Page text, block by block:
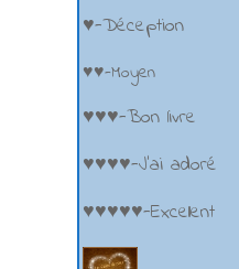
♥-Déception
♥♥-Moyen
♥♥♥-Bon livre
♥♥♥♥-J'ai adoré
♥♥♥♥♥-Excellent